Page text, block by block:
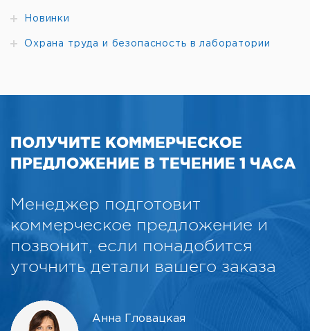
Новинки
Охрана труда и безопасность в лаборатории
ПОЛУЧИТЕ КОММЕРЧЕСКОЕ
ПРЕДЛОЖЕНИЕ В ТЕЧЕНИЕ 1 ЧАСА
Менеджер подготовит
коммерческое предложение и
позвонит, если понадобится
уточнить детали вашего заказа
Анна Гловацкая